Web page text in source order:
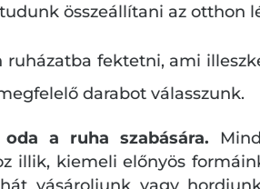
összeállítani az otthon
ruházatba fektetni, ami
darabot válasszunk.
a ruha szabására.
illik, kiemeli előnyös